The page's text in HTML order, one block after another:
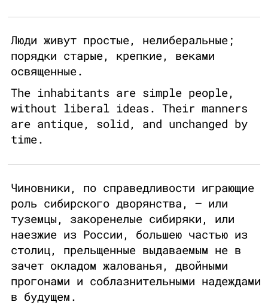
Люди живут простые, нелиберальные;
порядки старые, крепкие, веками
освященные.
The inhabitants are simple people,
without liberal ideas. Their manners
are antique, solid, and unchanged by
time.
Чиновники, по справедливости играющие
роль сибирского дворянства, – или
туземцы, закоренелые сибиряки, или
наезжие из России, большею частью из
столиц, прельщенные выдаваемым не в
зачет окладом жалованья, двойными
прогонами и соблазнительными надеждами
в будущем.